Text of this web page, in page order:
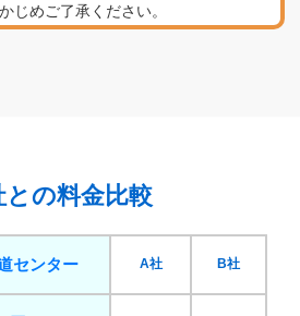
じめご了承ください。
との料金比較
センター A社 B社